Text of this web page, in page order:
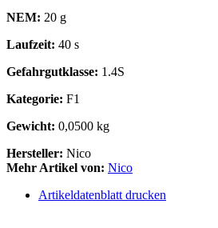
NEM: 20 g
Laufzeit: 40 s
Gefahrgutklasse: 1.4S
Kategorie: F1
Gewicht: 0,0500 kg
Hersteller: Nico
Mehr Artikel von: Nico
Artikeldatenblatt drucken